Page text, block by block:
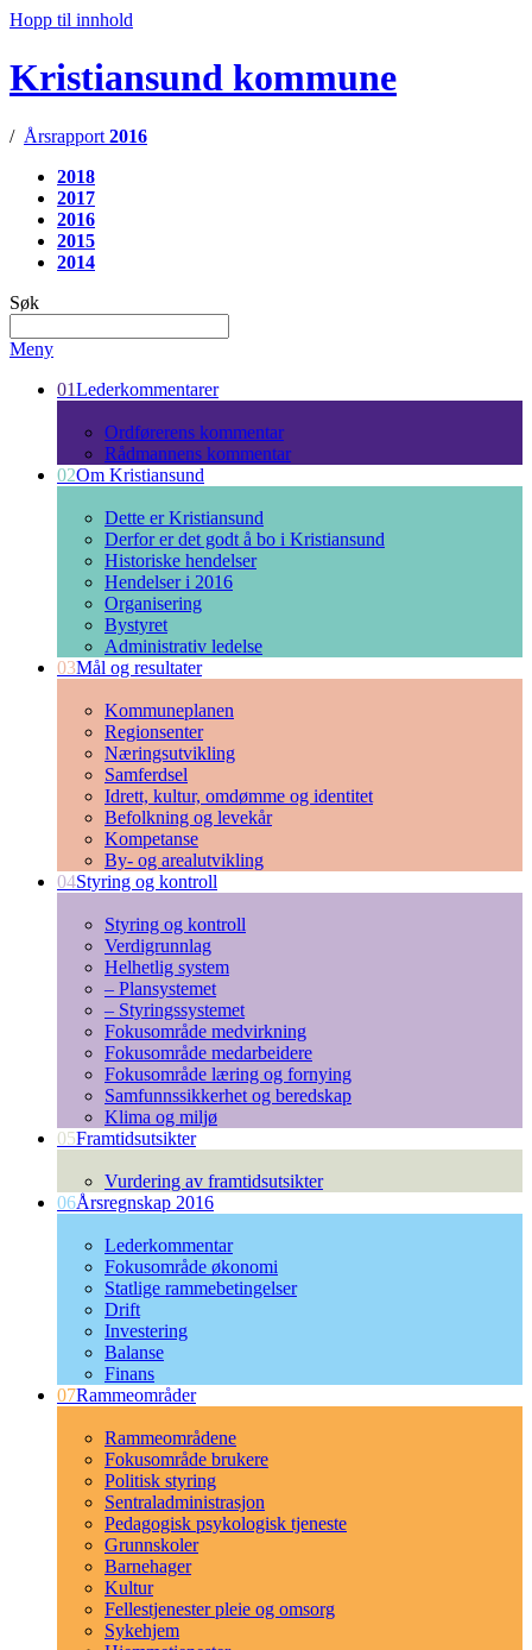
Hopp til innhold
Kristiansund kommune
/ Årsrapport 2016
2018
2017
2016
2015
2014
Søk
Meny
01Lederkommentarer
Ordførerens kommentar
Rådmannens kommentar
02Om Kristiansund
Dette er Kristiansund
Derfor er det godt å bo i Kristiansund
Historiske hendelser
Hendelser i 2016
Organisering
Bystyret
Administrativ ledelse
03Mål og resultater
Kommuneplanen
Regionsenter
Næringsutvikling
Samferdsel
Idrett, kultur, omdømme og identitet
Befolkning og levekår
Kompetanse
By- og arealutvikling
04Styring og kontroll
Styring og kontroll
Verdigrunnlag
Helhetlig system
– Plansystemet
– Styringssystemet
Fokusområde medvirkning
Fokusområde medarbeidere
Fokusområde læring og fornying
Samfunnssikkerhet og beredskap
Klima og miljø
05Framtidsutsikter
Vurdering av framtidsutsikter
06Årsregnskap 2016
Lederkommentar
Fokusområde økonomi
Statlige rammebetingelser
Drift
Investering
Balanse
Finans
07Rammeområder
Rammeområdene
Fokusområde brukere
Politisk styring
Sentraladministrasjon
Pedagogisk psykologisk tjeneste
Grunnskoler
Barnehager
Kultur
Fellestjenester pleie og omsorg
Sykehjem